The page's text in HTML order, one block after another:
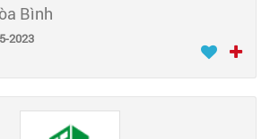
Bình
2023